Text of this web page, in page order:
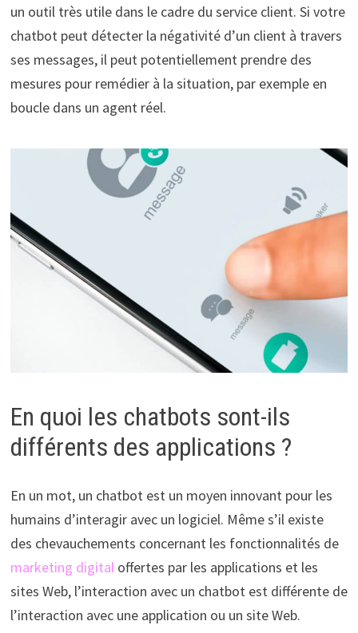
un outil très utile dans le cadre du service client. Si votre
chatbot peut détecter la négativité d’un client à travers
ses messages, il peut potentiellement prendre des
mesures pour remédier à la situation, par exemple en
boucle dans un agent réel.
En quoi les chatbots sont-ils
différents des applications ?
En un mot, un chatbot est un moyen innovant pour les
humains d’interagir avec un logiciel. Même s’il existe
des chevauchements concernant les fonctionnalités de
marketing digitaloffertes par les applications et les
sites Web, l’interaction avec un chatbot est différente de
l’interaction avec une application ou un site Web.